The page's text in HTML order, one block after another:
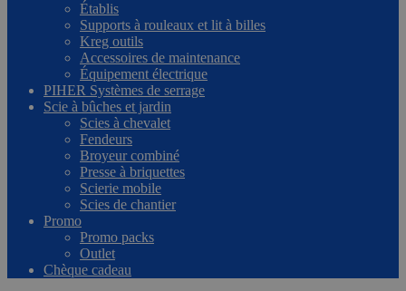
Établis
Supports à rouleaux et lit à billes
Kreg outils
Accessoires de maintenance
Équipement électrique
PIHER Systèmes de serrage
Scie à bûches et jardin
Scies à chevalet
Fendeurs
Broyeur combiné
Presse à briquettes
Scierie mobile
Scies de chantier
Promo
Promo packs
Outlet
Chèque cadeau